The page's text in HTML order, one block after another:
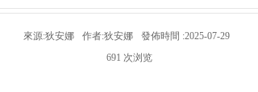
來源:狄安娜 作者:狄安娜 發佈時間 :2025-07-29
691 次浏览